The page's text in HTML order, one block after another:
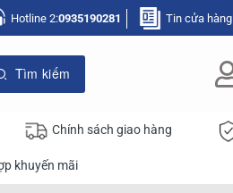
Hotline 2:0935190281 Tin cửa hàng
Chính sách giao hàng
khuyến mãi